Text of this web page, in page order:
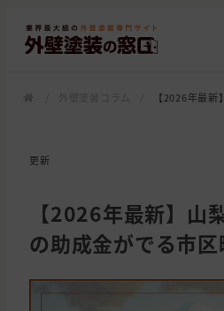
【2026年最
更新
【2026年最新】山
の助成金がでる市